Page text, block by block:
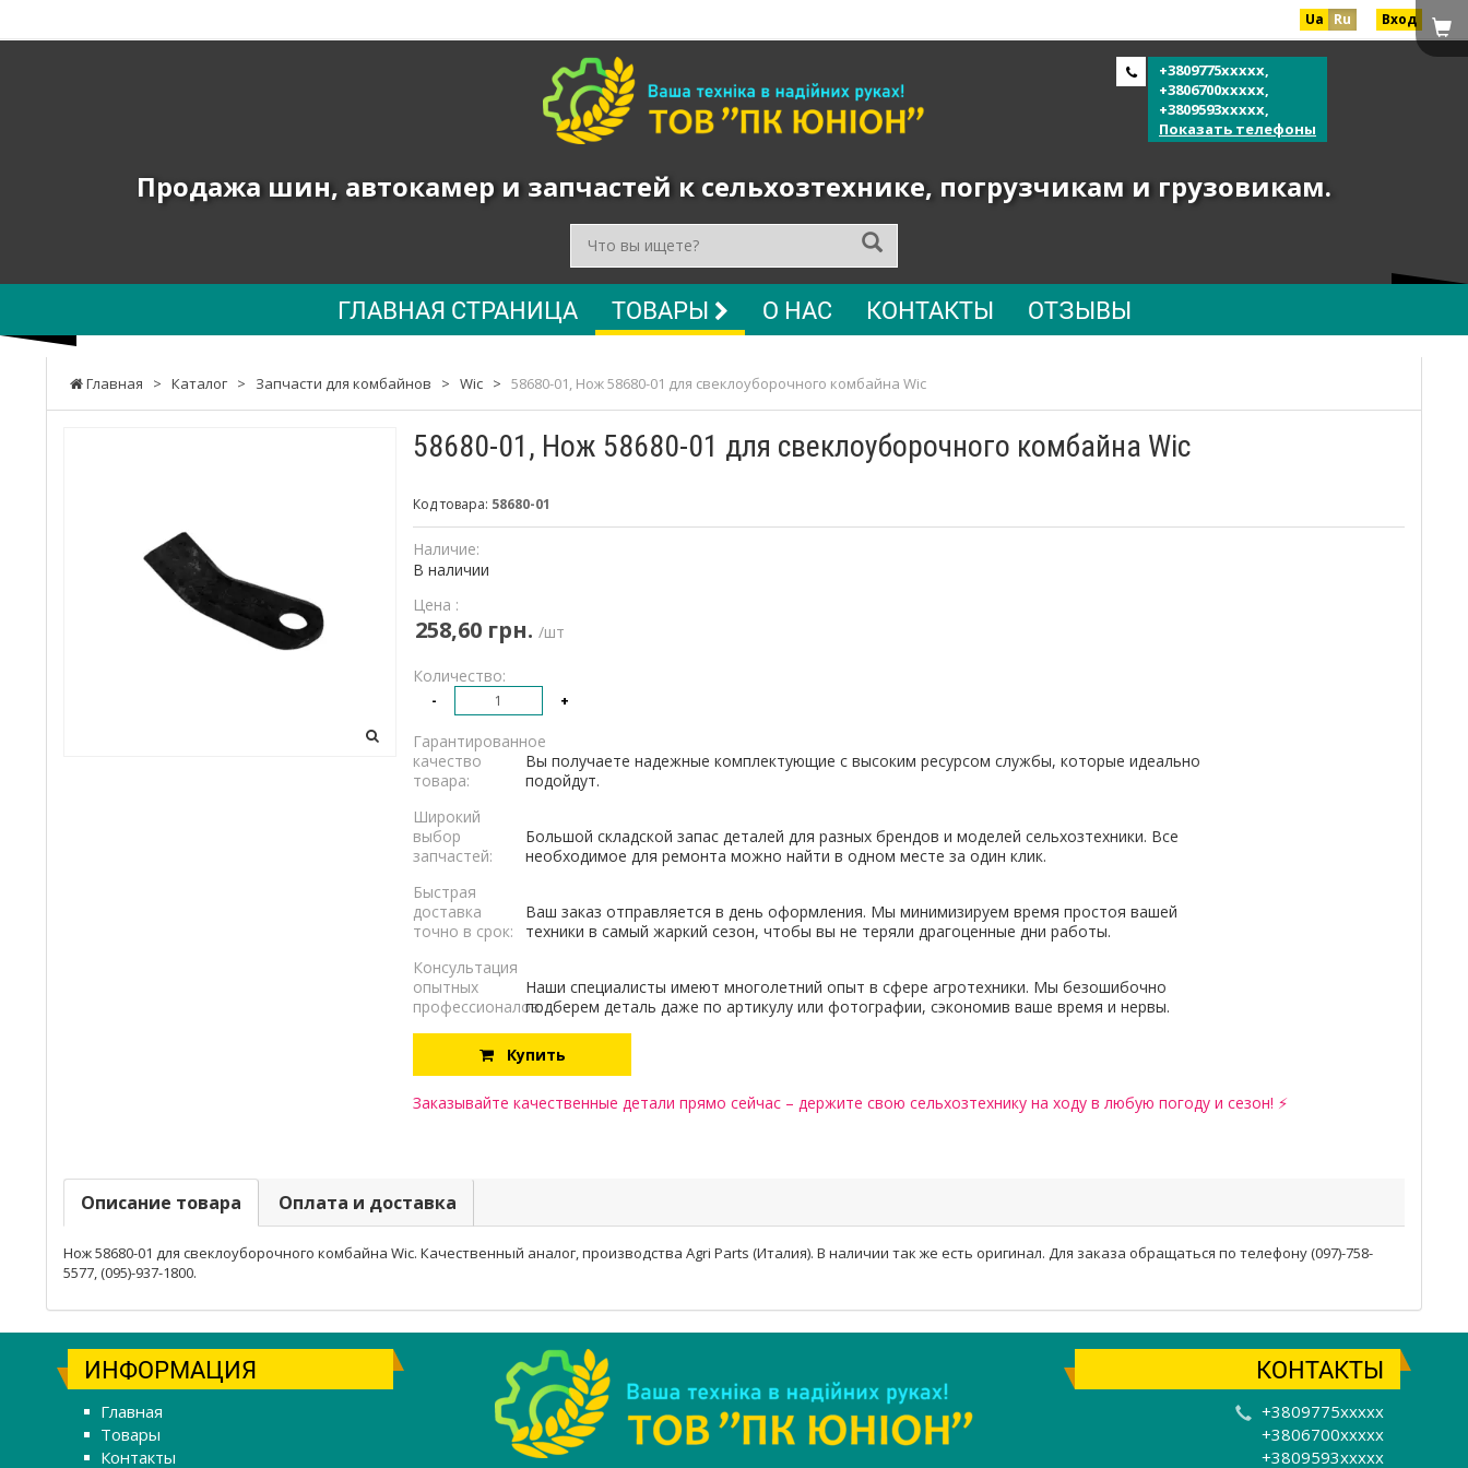
Ua Ru Вход
автокамер
и
запчастей
грузовикам.
+3809775xxxxx,
+3806700xxxxx,
+3809593xxxxx,
Показать телефоны
Продажа шин, автокамер и запчастей к сельхозтехнике, погрузчикам и грузовикам.
ГЛАВНАЯ СТРАНИЦА ТОВАРЫ О НАС КОНТАКТЫ ОТЗЫВЫ
Главная > Каталог > Запчасти для комбайнов > Wic > 58680-01, Нож 58680-01 для свеклоуборочного комбайна Wic
58680-01, Нож 58680-01 для свеклоуборочного комбайна Wic
Код товара: 58680-01
Наличие:
В наличии
Цена :
258,60 грн. /шт
Количество:
- +
Гарантированное
качество
товара:
Вы получаете надежные комплектующие с высоким ресурсом службы, которые идеально
подойдут.
Широкий
выбор
запчастей:
Большой складской запас деталей для разных брендов и моделей сельхозтехники. Все
необходимое для ремонта можно найти в одном месте за один клик.
Быстрая
доставка
точно в срок:
Ваш заказ отправляется в день оформления. Мы минимизируем время простоя вашей
техники в самый жаркий сезон, чтобы вы не теряли драгоценные дни работы.
Консультация
опытных
профессионалов:
Наши специалисты имеют многолетний опыт в сфере агротехники. Мы безошибочно
подберем деталь даже по артикулу или фотографии, сэкономив ваше время и нервы.
Купить
Заказывайте качественные детали прямо сейчас – держите свою сельхозтехнику на ходу в любую погоду и сезон! ⚡
Описание товара Оплата и доставка
Нож 58680-01 для свеклоуборочного комбайна Wic. Качественный аналог, производства Agri Parts (Италия). В наличии так же есть оригинал. Для заказа обращаться по телефону (097)-758-
5577, (095)-937-1800.
ИНФОРМАЦИЯ
Главная
Товары
Контакты
КОНТАКТЫ
+3809775xxxxx
+3806700xxxxx
+3809593xxxxx